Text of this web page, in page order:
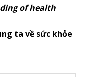
of health
ta về sức khỏe